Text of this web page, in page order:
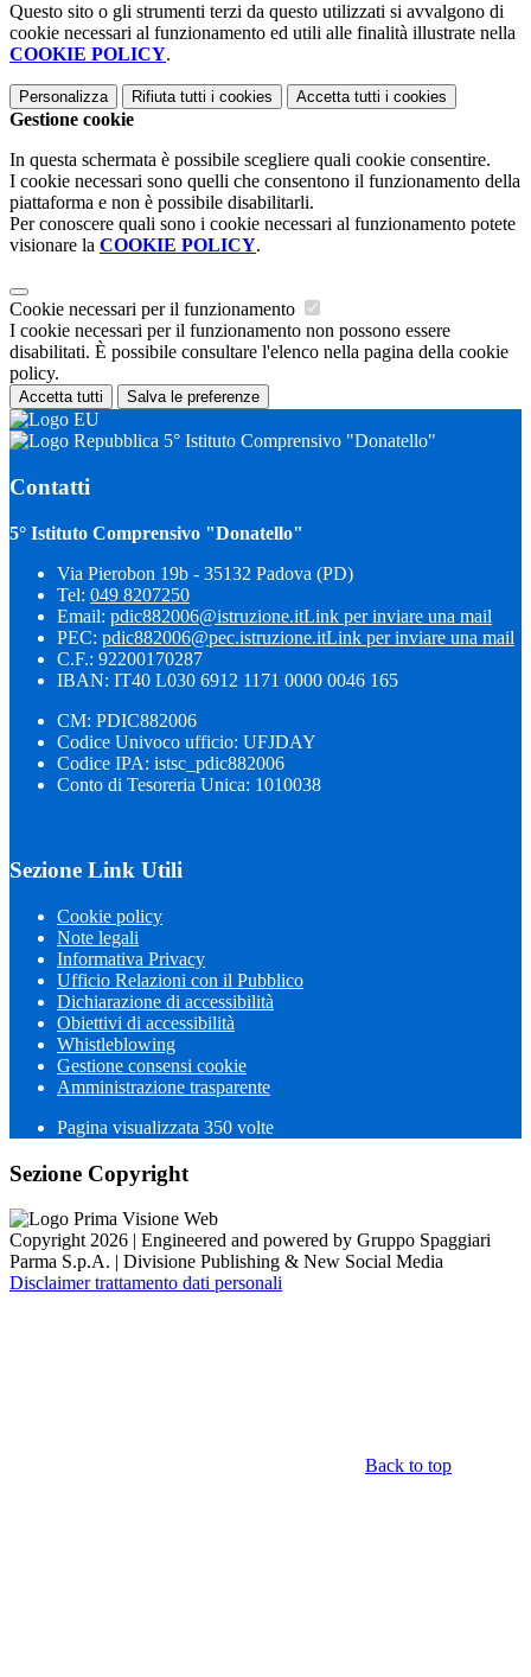
Questo sito o gli strumenti terzi da questo utilizzati si avvalgono di
cookie necessari al funzionamento ed utili alle finalità illustrate nella
COOKIE POLICY.
Personalizza Rifiuta tutti i cookies Accetta tutti i cookies
Gestione cookie
In questa schermata è possibile scegliere quali cookie consentire.
I cookie necessari sono quelli che consentono il funzionamento della
piattaforma e non è possibile disabilitarli.
Per conoscere quali sono i cookie necessari al funzionamento potete
visionare la COOKIE POLICY.
Cookie necessari per il funzionamento
I cookie necessari per il funzionamento non possono essere
disabilitati. È possibile consultare l'elenco nella pagina della cookie
policy.
Accetta tutti Salva le preferenze
5° Istituto Comprensivo "Donatello"
Contatti
5° Istituto Comprensivo "Donatello"
Via Pierobon 19b - 35132 Padova (PD)
Tel: 049 8207250
Email: pdic882006@istruzione.itLink per inviare una mail
PEC: pdic882006@pec.istruzione.itLink per inviare una mail
C.F.: 92200170287
IBAN: IT40 L030 6912 1171 0000 0046 165
CM: PDIC882006
Codice Univoco ufficio: UFJDAY
Codice IPA: istsc_pdic882006
Conto di Tesoreria Unica: 1010038
Sezione Link Utili
Cookie policy
Note legali
Informativa Privacy
Ufficio Relazioni con il Pubblico
Dichiarazione di accessibilità
Obiettivi di accessibilità
Whistleblowing
Gestione consensi cookie
Amministrazione trasparente
Pagina visualizzata 350 volte
Sezione Copyright
Copyright 2026 | Engineered and powered by Gruppo Spaggiari
Parma S.p.A. | Divisione Publishing & New Social Media
Disclaimer trattamento dati personali
Back to top